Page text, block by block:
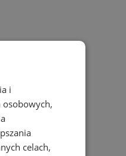
i
celach,